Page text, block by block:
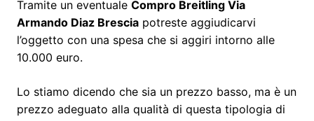
Tramite un eventuale Compro Breitling Via
Armando Diaz Brescia potreste aggiudicarvi
l’oggetto con una spesa che si aggiri intorno alle
10.000 euro.
Lo stiamo dicendo che sia un prezzo basso, ma è un
prezzo adeguato alla qualità di questa tipologia di